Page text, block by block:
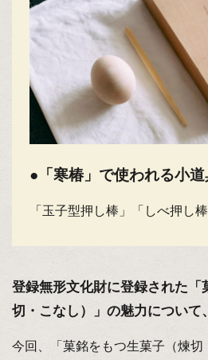
●「寒椿」で使われる小道
「玉子型押し棒」「しべ押し棒
登録無形文化財に登録された「
切・こなし）」の魅力について
今回、「菓銘をもつ生菓子（煉